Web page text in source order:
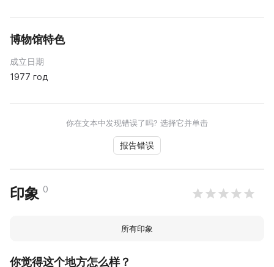
博物馆特色
成立日期
1977 год
你在文本中发现错误了吗? 选择它并单击
报告错误
印象 0
所有印象
你觉得这个地方怎么样？